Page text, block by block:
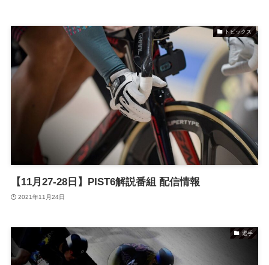
トピックス
【11月27-28日】PIST6解説番組 配信情報
2021年11月24日
選手